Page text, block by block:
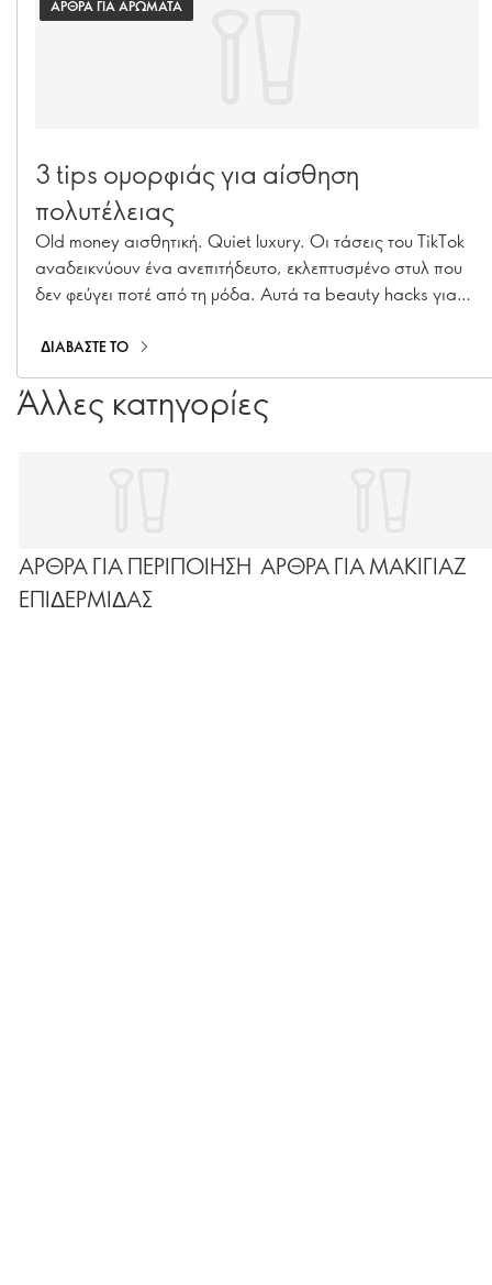
ΑΡΘΡΑ ΓΙΑ ΑΡΩΜΑΤΑ
3 tips ομορφιάς για αίσθηση
πολυτέλειας
Old money αισθητική. Quiet luxury. Οι τάσεις του TikTok
αναδεικνύουν ένα ανεπιτήδευτο, εκλεπτυσμένο στυλ που
δεν φεύγει ποτέ από τη μόδα. Αυτά τα beauty hacks για
κομψοί και περιποιημένοι.
ΔΙΑΒΑΣΤΕ ΤΟ
Άλλες κατηγορίες
ΑΡΘΡΑ ΓΙΑ ΠΕΡΙΠΟΙΗΣΗ
ΕΠΙΔΕΡΜΙΔΑΣ
ΑΡΘΡΑ ΓΙΑ ΜΑΚΙΓΙΑΖ